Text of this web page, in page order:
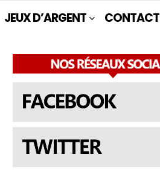
JEUX D’ARGENT CONTACT